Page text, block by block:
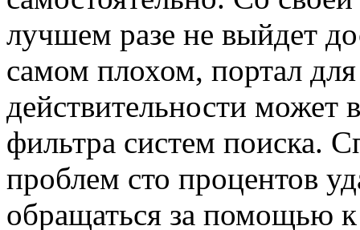
лучшем разе не выйдет
самом плохом, портал
действительности может
фильтра систем поиска.
проблем сто процентов
обращаться за помощью